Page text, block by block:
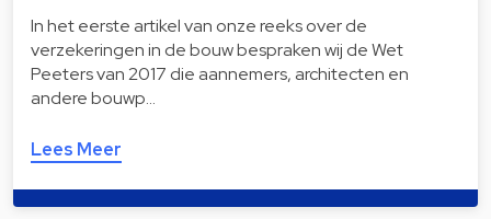
In het eerste artikel van onze reeks over de
verzekeringen in de bouw bespraken wij de Wet
Peeters van 2017 die aannemers, architecten en
andere bouwp…
Lees Meer